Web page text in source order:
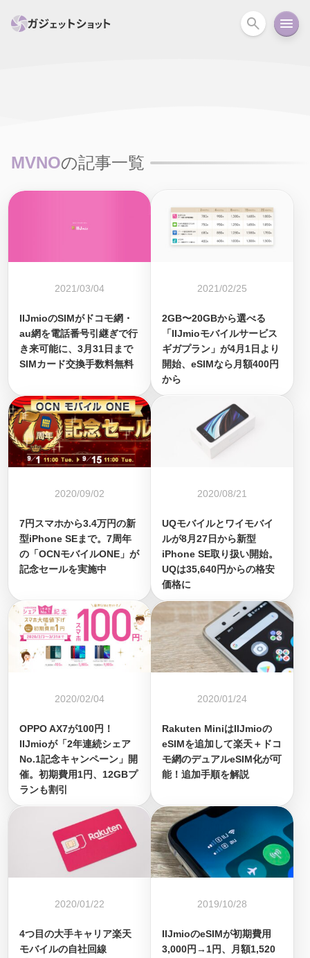
オーディオ
MVNOの記事一覧
2021/03/04
IIJmioのSIMがドコモ網・
au網を電話番号引継ぎで行
き来可能に、3月31日まで
SIMカード交換手数料無料
2021/02/25
2GB〜20GBから選べる
「IIJmioモバイルサービス
ギガプラン」が4月1日より
開始、eSIMなら月額400円
から
2020/09/02
7円スマホから3.4万円の新
型iPhone SEまで。7周年
の「OCNモバイルONE」が
記念セールを実施中
2020/08/21
UQモバイルとワイモバイ
ルが8月27日から新型
iPhone SE取り扱い開始。
UQは35,640円からの格安
価格に
2020/02/04
OPPO AX7が100円！
IIJmioが「2年連続シェア
No.1記念キャンペーン」開
催。初期費用1円、12GBプ
ランも割引
2020/01/24
Rakuten MiniはIIJmioの
eSIMを追加して楽天＋ドコ
モ網のデュアルeSIM化が可
能！追加手順を解説
2020/01/22
4つ目の大手キャリア楽天
モバイルの自社回線
2019/10/28
IIJmioのeSIMが初期費用
3,000円→1円、月額1,520